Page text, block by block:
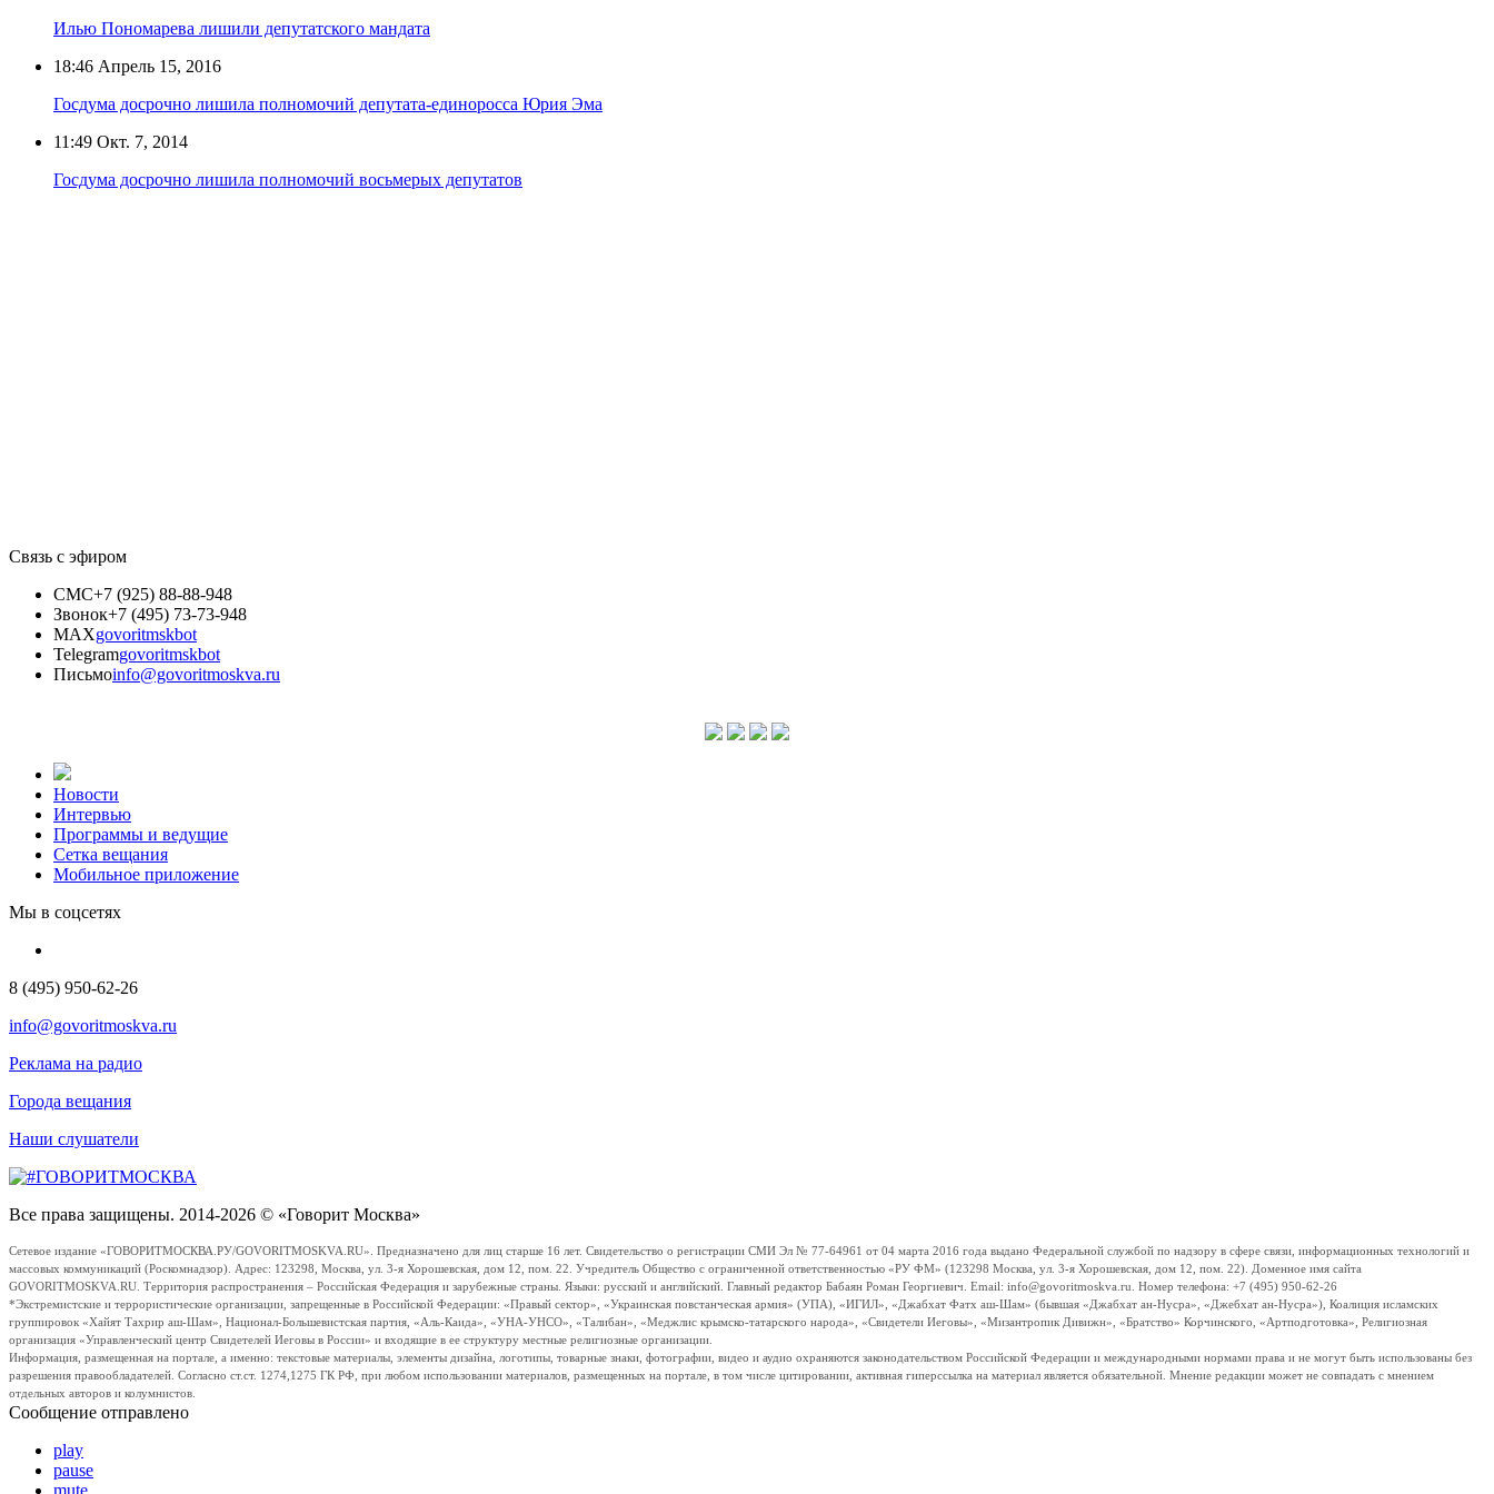
Илью Пономарева лишили депутатского мандата
18:46 Апрель 15, 2016
Госдума досрочно лишила полномочий депутата-единоросса Юрия Эма
11:49 Окт. 7, 2014
Госдума досрочно лишила полномочий восьмерых депутатов
Связь с эфиром
СМС+7 (925) 88-88-948
Звонок+7 (495) 73-73-948
MAXgovoritmskbot
Telegramgovoritmskbot
Письмоinfo@govoritmoskva.ru
Новости
Интервью
Программы и ведущие
Сетка вещания
Мобильное приложение
Мы в соцсетях
8 (495) 950-62-26
info@govoritmoskva.ru
Реклама на радио
Города вещания
Наши слушатели
Все права защищены. 2014-2026 © «Говорит Москва»
Сетевое издание «ГОВОРИТМОСКВА.РУ/GOVORITMOSKVA.RU». Предназначено для лиц старше 16 лет. Свидетельство о регистрации СМИ Эл № 77-64961 от 04 марта 2016 года выдано Федеральной службой по надзору в сфере связи, информационных технологий и
массовых коммуникаций (Роскомнадзор). Адрес: 123298, Москва, ул. 3-я Хорошевская, дом 12, пом. 22. Учредитель Общество с ограниченной ответственностью «РУ ФМ» (123298 Москва, ул. 3-я Хорошевская, дом 12, пом. 22). Доменное имя сайта
GOVORITMOSKVA.RU. Территория распространения – Российская Федерация и зарубежные страны. Языки: русский и английский. Главный редактор Бабаян Роман Георгиевич. Email: info@govoritmoskva.ru. Номер телефона: +7 (495) 950-62-26
*Экстремистские и террористические организации, запрещенные в Российской Федерации: «Правый сектор», «Украинская повстанческая армия» (УПА), «ИГИЛ», «Джабхат Фатх аш-Шам» (бывшая «Джабхат ан-Нусра», «Джебхат ан-Нусра»), Коалиция исламских
группировок «Хайят Тахрир аш-Шам», Национал-Большевистская партия, «Аль-Каида», «УНА-УНСО», «Талибан», «Меджлис крымско-татарского народа», «Свидетели Иеговы», «Мизантропик Дивижн», «Братство» Корчинского, «Артподготовка», Религиозная
организация «Управленческий центр Свидетелей Иеговы в России» и входящие в ее структуру местные религиозные организации.
Информация, размещенная на портале, а именно: текстовые материалы, элементы дизайна, логотипы, товарные знаки, фотографии, видео и аудио охраняются законодательством Российской Федерации и международными нормами права и не могут быть использованы без
разрешения правообладателей. Согласно ст.ст. 1274,1275 ГК РФ, при любом использовании материалов, размещенных на портале, в том числе цитировании, активная гиперссылка на материал является обязательной. Мнение редакции может не совпадать с мнением
отдельных авторов и колумнистов.
Сообщение отправлено
play
pause
mute